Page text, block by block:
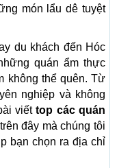
món lẩu dê tuyệt
du khách đến Hóc
quán ẩm thực
không thể quên. Từ
nghiệp và không
viếttop các quán
trên đây mà chúng tôi
bạn chọn ra địa chỉ